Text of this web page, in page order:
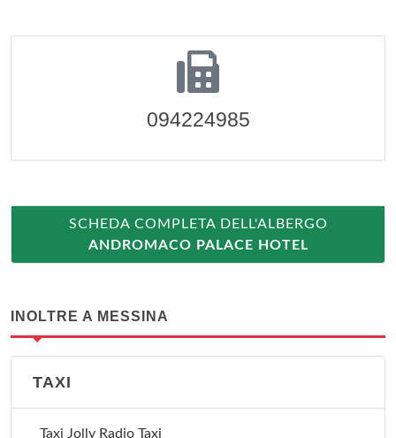
094224985
SCHEDA COMPLETA DELL'ALBERGO
ANDROMACO PALACE HOTEL
INOLTRE A MESSINA
TAXI
Taxi Jolly Radio Taxi